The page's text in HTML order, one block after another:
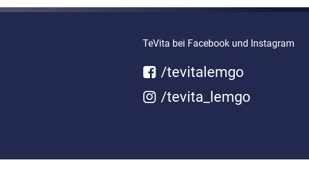
TeVita bei Facebook und Instagram
/tevitalemgo
/tevita_lemgo